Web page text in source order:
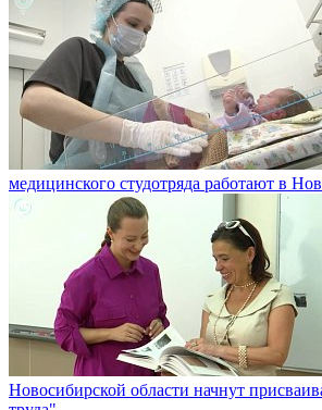
медицинского студотряда работают в
Новосибирской области начнут